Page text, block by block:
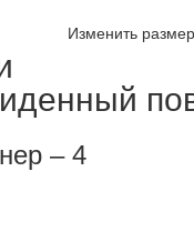
Изменить
– 4